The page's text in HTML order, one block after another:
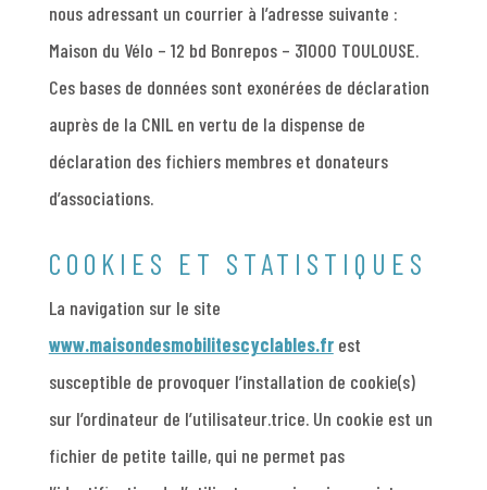
nous adressant un courrier à l’adresse suivante :
Maison du Vélo – 12 bd Bonrepos – 31000 TOULOUSE.
Ces bases de données sont exonérées de déclaration
auprès de la CNIL en vertu de la dispense de
déclaration des fichiers membres et donateurs
d’associations.
COOKIES ET STATISTIQUES
La navigation sur le site
www.maisondesmobilitescyclables.frest
susceptible de provoquer l’installation de cookie(s)
sur l’ordinateur de l’utilisateur.trice. Un cookie est un
fichier de petite taille, qui ne permet pas